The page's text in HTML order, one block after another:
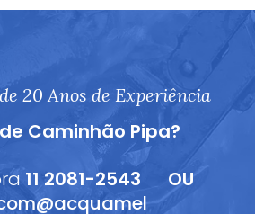
20 Anos de Experiência
Caminhão Pipa?
11 2081-2543
OU